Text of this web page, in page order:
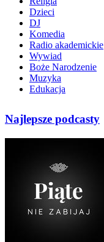
Dzieci
DJ
Komedia
Radio akademickie
Wywiad
Boże Narodzenie
Muzyka
Edukacja
Najlepsze podcasty